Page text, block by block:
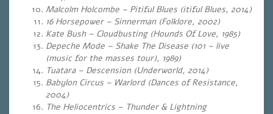
Malcolm Holcombe – Pitiful Blues (itiful Blues, 2014)
16 Horsepower – Sinnerman (Folklore, 2002)
Kate Bush – Cloudbusting (Hounds Of Love, 1985)
Depeche Mode – Shake The Disease (101 – live
(music for the masses tour), 1989)
Tuatara – Descension (Underworld, 2014)
Babylon Circus – Warlord (Dances of Resistance,
2004)
The Heliocentrics – Thunder & Lightning